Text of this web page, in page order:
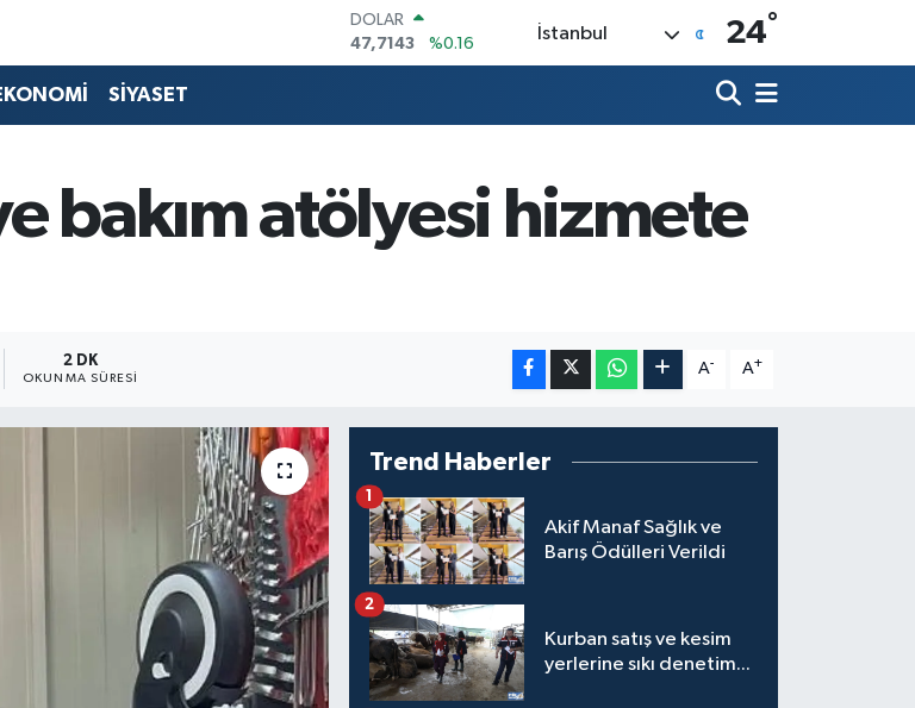
DOLAR
47,7143
%0.16
EURO
6510.40
%0.45
BİST100
13.799
%70
İstanbul 24°
SİYASET
bakım atölyesi hizmete
2 DK
OKUNMA SÜRESI
A- A+
Trend Haberler
Akif Manaf Sağlık ve
Barış Ödülleri Verildi
1
Kurban satış ve kesim
yerlerine sıkı denetim...
2